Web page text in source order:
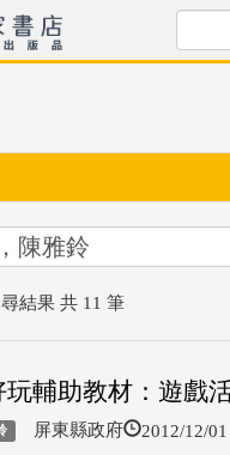
結果 共 11 筆
玩輔助教材：遊戲
屏東縣政府 2012/12/01